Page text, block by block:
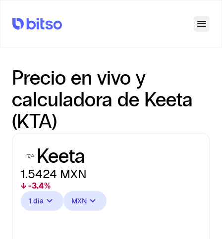
Precio en vivo y
calculadora de Keeta
(KTA)
Keeta
1.5424 MXN
↓ -3.4%
1 día MXN